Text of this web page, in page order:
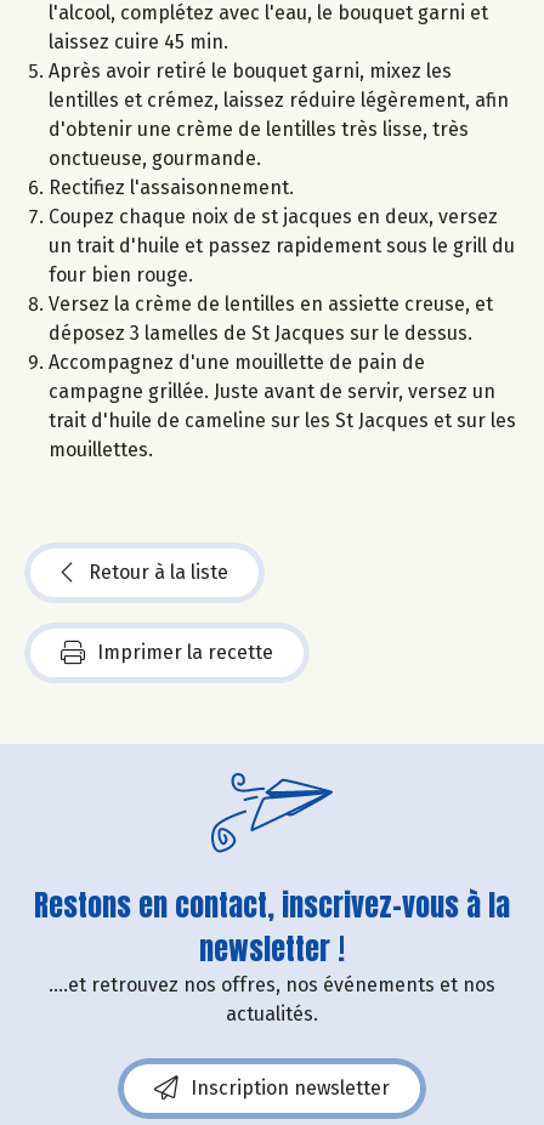
l'alcool, complétez avec l'eau, le bouquet garni et
laissez cuire 45 min.
Après avoir retiré le bouquet garni, mixez les
lentilles et crémez, laissez réduire légèrement, afin
d'obtenir une crème de lentilles très lisse, très
onctueuse, gourmande.
Rectifiez l'assaisonnement.
Coupez chaque noix de st jacques en deux, versez
un trait d'huile et passez rapidement sous le grill du
four bien rouge.
Versez la crème de lentilles en assiette creuse, et
déposez 3 lamelles de St Jacques sur le dessus.
Accompagnez d'une mouillette de pain de
campagne grillée. Juste avant de servir, versez un
trait d'huile de cameline sur les St Jacques et sur les
mouillettes.
Retour à la liste
Imprimer la recette
Restons en contact, inscrivez-vous à la
newsletter !
....et retrouvez nos offres, nos événements et nos
actualités.
Inscription newsletter